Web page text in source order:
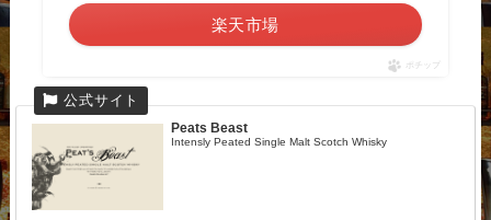
楽天市場
ポチップ
Peats Beast
Intensly Peated Single Malt Scotch Whisky